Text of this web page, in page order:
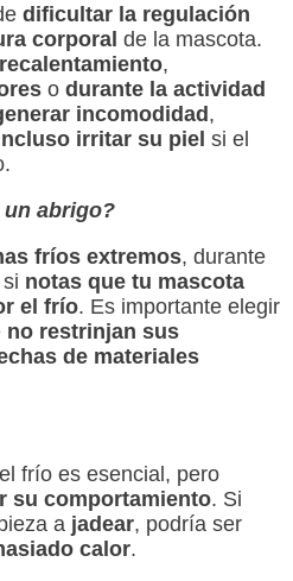
dificultar la regulación
corporal de la mascota.
,
o durante la actividad
incomodidad,
irritar su piel si el
un abrigo?
fríos extremos, durante
notas que tu mascota
el frío. Es importante elegir
no restrinjan sus
de materiales
frío es esencial, pero
su comportamiento. Si
a jadear, podría ser
calor.